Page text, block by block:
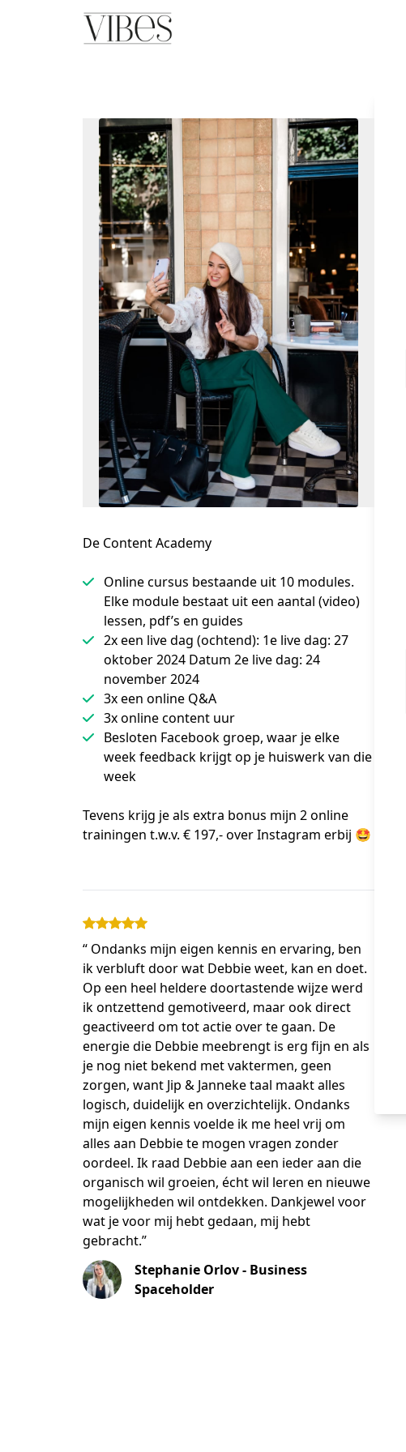
De Content Academy
Online cursus bestaande uit 10 modules.
Elke module bestaat uit een aantal (video)
lessen, pdf’s en guides
2x een live dag (ochtend): 1e live dag: 27
oktober 2024 Datum 2e live dag: 24
november 2024
3x een online Q&A
3x online content uur
Besloten Facebook groep, waar je elke
week feedback krijgt op je huiswerk van die
week
Tevens krijg je als extra bonus mijn 2 online
trainingen t.w.v. € 197,- over Instagram erbij 🤩
“ Ondanks mijn eigen kennis en ervaring, ben
ik verbluft door wat Debbie weet, kan en doet.
Op een heel heldere doortastende wijze werd
ik ontzettend gemotiveerd, maar ook direct
geactiveerd om tot actie over te gaan. De
energie die Debbie meebrengt is erg fijn en als
je nog niet bekend met vaktermen, geen
zorgen, want Jip & Janneke taal maakt alles
logisch, duidelijk en overzichtelijk. Ondanks
mijn eigen kennis voelde ik me heel vrij om
alles aan Debbie te mogen vragen zonder
oordeel. Ik raad Debbie aan een ieder aan die
organisch wil groeien, écht wil leren en nieuwe
mogelijkheden wil ontdekken. Dankjewel voor
wat je voor mij hebt gedaan, mij hebt
gebracht.”
Stephanie Orlov - Business
Spaceholder